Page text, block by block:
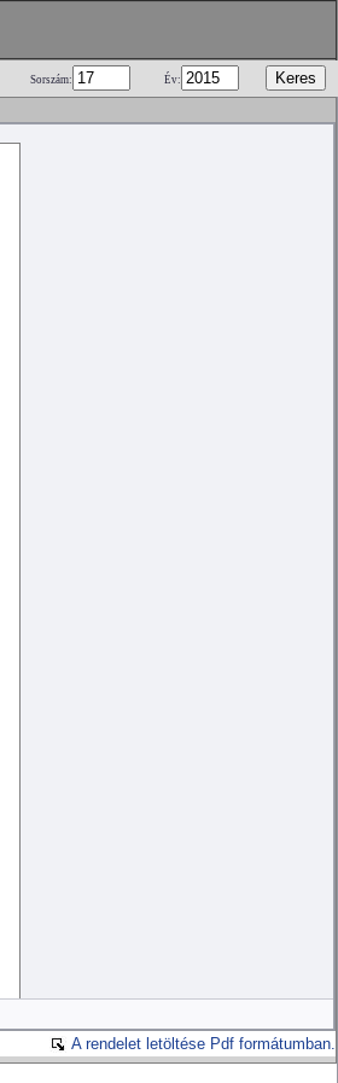
Sorszám: Év:
A rendelet letöltése Pdf formátumban.